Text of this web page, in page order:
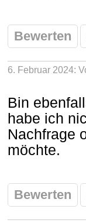
Bewerten
6. Februar 2024:
Bin
habe ich
Nachfrage
möchte.
Bewerten